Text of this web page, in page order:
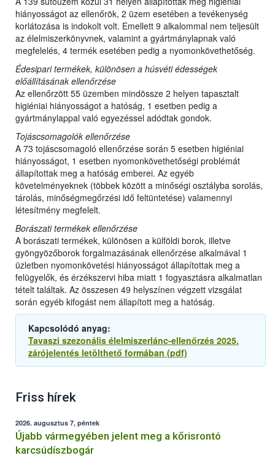
hiányosságot az ellenőrök, 2 üzem esetében a tevékenység
korlátozása is indokolt volt. Emellett 9 alkalommal nem teljesült
az élelmiszerkönyvnek, valamint a gyártmánylapnak való
megfelelés, 4 termék esetében pedig a nyomonkövethetőség.
Édesipari termékek, különösen a húsvéti édességek
előállításának ellenőrzése
Az ellenőrzött 55 üzemben mindössze 2 helyen tapasztalt
higiéniai hiányosságot a hatóság, 1 esetben pedig a
gyártmánylappal való egyezéssel adódtak gondok.
Tojáscsomagolók ellenőrzése
A 73 tojáscsomagoló ellenőrzése során 5 esetben higiéniai
hiányosságot, 1 esetben nyomonkövethetőségi problémát
állapítottak meg a hatóság emberei. Az egyéb
követelményeknek (többek között a minőségi osztályba sorolás,
tárolás, minőségmegőrzési idő feltüntetése) valamennyi
létesítmény megfelelt.
Borászati termékek ellenőrzése
A borászati termékek, különösen a külföldi borok, illetve
gyöngyözőborok forgalmazásának ellenőrzése alkalmával 1
üzletben nyomonkövetési hiányosságot állapítottak meg a
felügyelők, és érzékszervi hiba miatt 1 fogyasztásra alkalmatlan
tételt találtak. Az összesen 49 helyszínen végzett vizsgálat
során egyéb kifogást nem állapított meg a hatóság.
Kapcsolódó anyag:
Tavaszi szezonális élelmiszerlánc-ellenőrzés 2025.
zárójelentés letölthető formában (pdf)
Friss hírek
2026. augusztus 7, péntek
Újabb vármegyében jelent meg a kőrisrontó
karcsúdíszbogár